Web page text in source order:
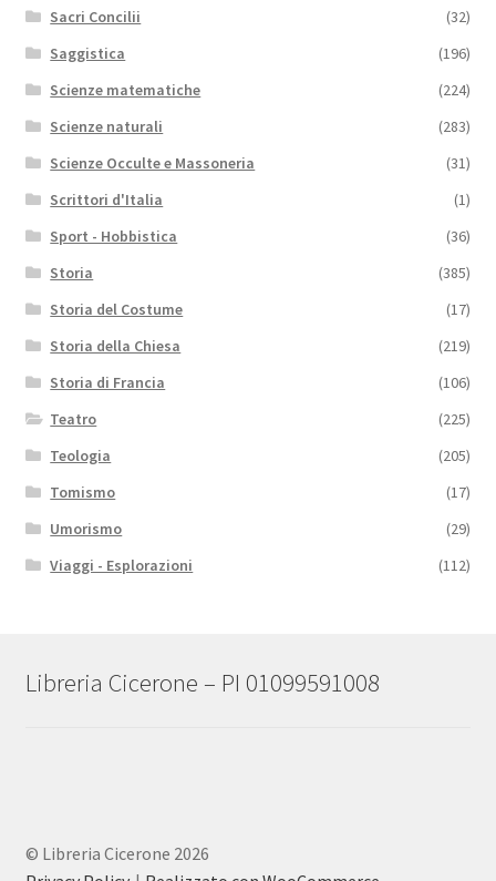
Sacri Concilii
(32)
Saggistica
(196)
Scienze matematiche
(224)
Scienze naturali
(283)
Scienze Occulte e Massoneria
(31)
Scrittori d'Italia
(1)
Sport - Hobbistica
(36)
Storia
(385)
Storia del Costume
(17)
Storia della Chiesa
(219)
Storia di Francia
(106)
Teatro
(225)
Teologia
(205)
Tomismo
(17)
Umorismo
(29)
Viaggi - Esplorazioni
(112)
Libreria Cicerone – PI 01099591008
© Libreria Cicerone 2026